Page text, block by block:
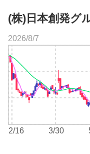
(株)日本創発グ
2/16 3/30
2026/8/7